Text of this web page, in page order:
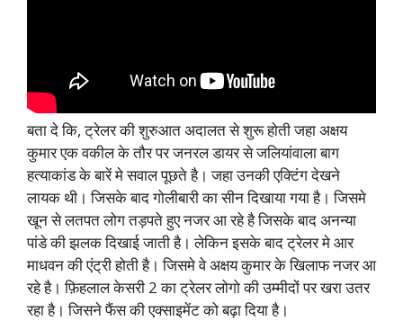
बता दे कि, ट्रेलर की शुरुआत अदालत से शुरू होती जहा अक्षय
कुमार एक वकील के तौर पर जनरल डायर से जलियांवाला बाग
हत्याकांड के बारें मे सवाल पूछते है। जहा उनकी एक्टिंग देखने
लायक थी। जिसके बाद गोलीबारी का सीन दिखाया गया है। जिसमे
खून से लतपत लोग तड़पते हुए नजर आ रहे है जिसके बाद अनन्या
पांडे की झलक दिखाई जाती है। लेकिन इसके बाद ट्रेलर मे आर
माधवन की एंट्री होती है। जिसमे वे अक्षय कुमार के खिलाफ नजर आ
रहे है। फ़िहलाल केसरी 2 का ट्रेलर लोगो की उम्मीदों पर खरा उतर
रहा है। जिसने फैंस की एक्साइमेंट को बढ़ा दिया है।